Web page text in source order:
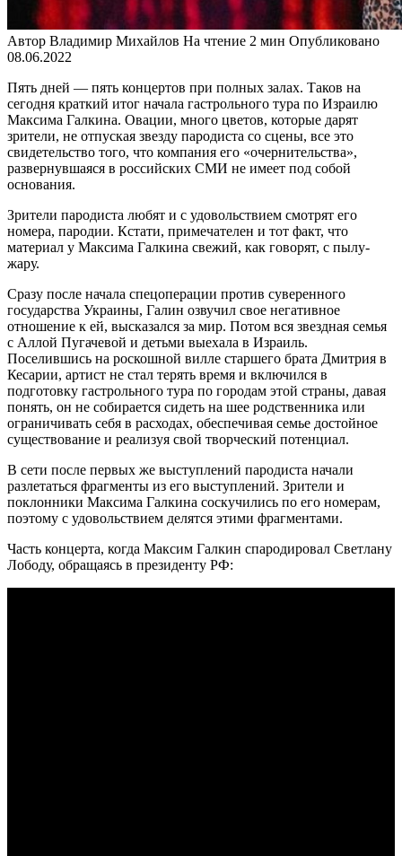
Автор Владимир Михайлов На чтение 2 мин Опубликовано
08.06.2022
Пять дней — пять концертов при полных залах. Таков на
сегодня краткий итог начала гастрольного тура по Израилю
Максима Галкина. Овации, много цветов, которые дарят
зрители, не отпуская звезду пародиста со сцены, все это
свидетельство того, что компания его «очернительства»,
развернувшаяся в российских СМИ не имеет под собой
основания.
Зрители пародиста любят и с удовольствием смотрят его
номера, пародии. Кстати, примечателен и тот факт, что
материал у Максима Галкина свежий, как говорят, с пылу-
жару.
Сразу после начала спецоперации против суверенного
государства Украины, Галин озвучил свое негативное
отношение к ей, высказался за мир. Потом вся звездная семья
с Аллой Пугачевой и детьми выехала в Израиль.
Поселившись на роскошной вилле старшего брата Дмитрия в
Кесарии, артист не стал терять время и включился в
подготовку гастрольного тура по городам этой страны, давая
понять, он не собирается сидеть на шее родственника или
ограничивать себя в расходах, обеспечивая семье достойное
существование и реализуя свой творческий потенциал.
В сети после первых же выступлений пародиста начали
разлетаться фрагменты из его выступлений. Зрители и
поклонники Максима Галкина соскучились по его номерам,
поэтому с удовольствием делятся этими фрагментами.
Часть концерта, когда Максим Галкин спародировал Светлану
Лободу, обращаясь в президенту РФ: